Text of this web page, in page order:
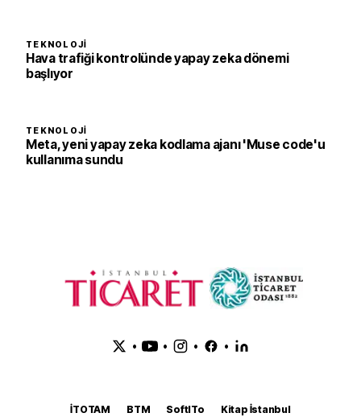
TEKNOLOJI
Hava trafiği kontrolünde yapay zeka dönemi
başlıyor
TEKNOLOJI
Meta, yeni yapay zeka kodlama ajanı 'Muse code'u
kullanıma sundu
• • • •
İTOTAM BTM SoftITo
Kitap İstanbul